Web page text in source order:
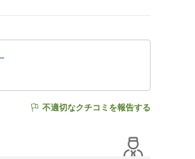
不適切なクチコミを報告する